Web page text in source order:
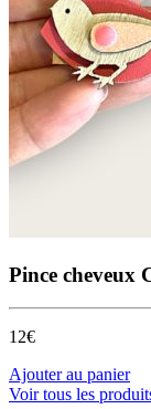
Pince cheveux
12€
Ajouter au panier
Voir tous les